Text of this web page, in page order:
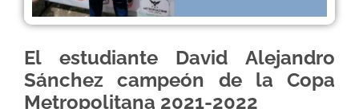
El estudiante David Alejandro
Sánchez campeón de la Copa
Metropolitana 2021-2022